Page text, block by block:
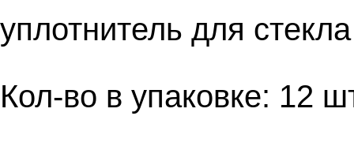
уплотнитель для
Кол-во в упаковке: 12